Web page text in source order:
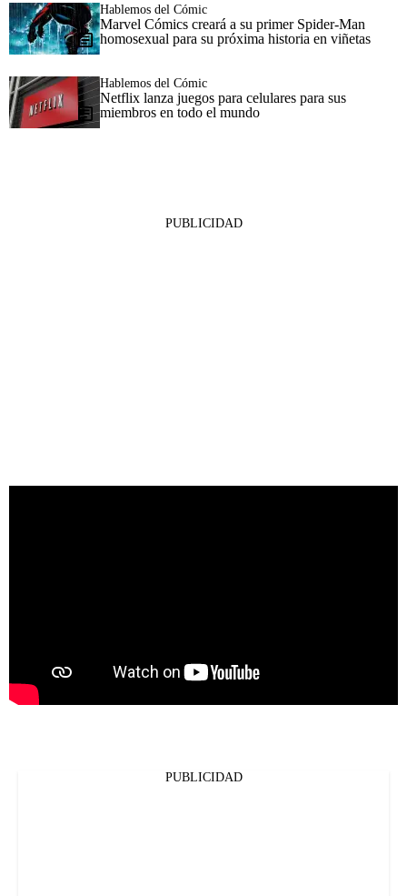
Hablemos del Cómic
Marvel Cómics creará a su primer Spider-Man
homosexual para su próxima historia en viñetas
Hablemos del Cómic
Netflix lanza juegos para celulares para sus
miembros en todo el mundo
PUBLICIDAD
PUBLICIDAD